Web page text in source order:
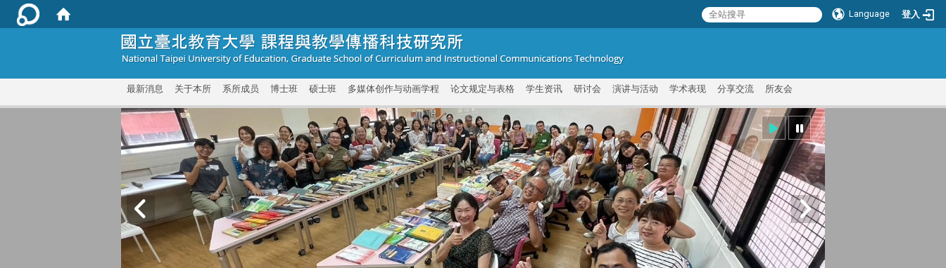
Language 登入
最新消息 关于本所 系所成员 博士班 硕士班 多媒体创作与动画学程 论文规定与表格 学生资讯 研讨会 演讲与活动 学术表现 分享交流 所友会